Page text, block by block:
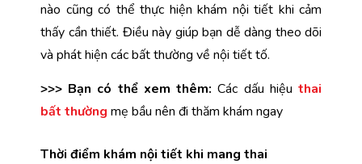
nào cũng có thể thực hiện khám nội tiết khi cảm
thấy cần thiết. Điều này giúp bạn dễ dàng theo dõi
và phát hiện các bất thường về nội tiết tố.
>>> Bạn có thể xem thêm: Các dấu hiệuthai
bất thường mẹ bầu nên đi thăm khám ngay
Thời điểm khám nội tiết khi mang thai